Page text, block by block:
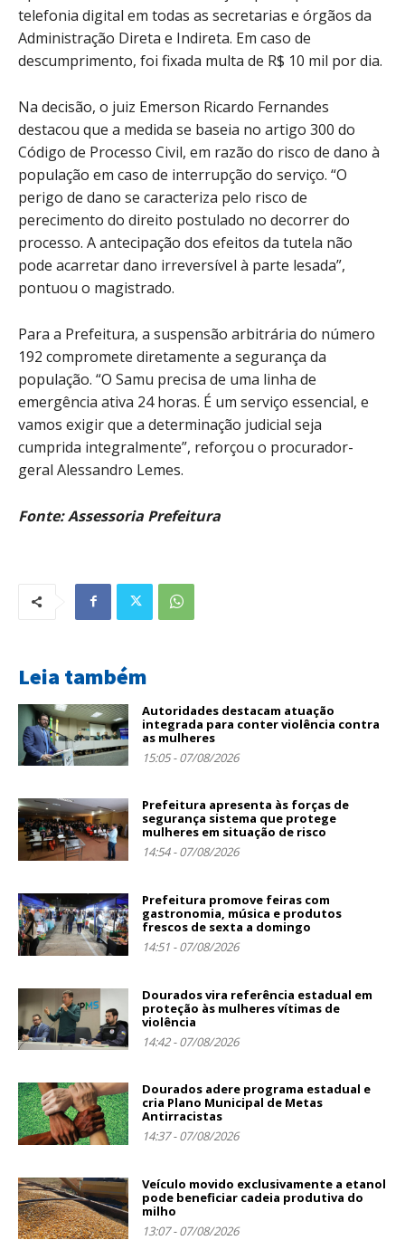
telefonia digital em todas as secretarias e órgãos da
Administração Direta e Indireta. Em caso de
descumprimento, foi fixada multa de R$ 10 mil por dia.
Na decisão, o juiz Emerson Ricardo Fernandes
destacou que a medida se baseia no artigo 300 do
Código de Processo Civil, em razão do risco de dano à
população em caso de interrupção do serviço. “O
perigo de dano se caracteriza pelo risco de
perecimento do direito postulado no decorrer do
processo. A antecipação dos efeitos da tutela não
pode acarretar dano irreversível à parte lesada”,
pontuou o magistrado.
Para a Prefeitura, a suspensão arbitrária do número
192 compromete diretamente a segurança da
população. “O Samu precisa de uma linha de
emergência ativa 24 horas. É um serviço essencial, e
vamos exigir que a determinação judicial seja
cumprida integralmente”, reforçou o procurador-
geral Alessandro Lemes.
Fonte: Assessoria Prefeitura
Leia também
Autoridades destacam atuação
integrada para conter violência contra
as mulheres
15:05 - 07/08/2026
Prefeitura apresenta às forças de
segurança sistema que protege
mulheres em situação de risco
14:54 - 07/08/2026
Prefeitura promove feiras com
gastronomia, música e produtos
frescos de sexta a domingo
14:51 - 07/08/2026
Dourados vira referência estadual em
proteção às mulheres vítimas de
violência
14:42 - 07/08/2026
Dourados adere programa estadual e
cria Plano Municipal de Metas
Antirracistas
14:37 - 07/08/2026
Veículo movido exclusivamente a etanol
pode beneficiar cadeia produtiva do
milho
13:07 - 07/08/2026